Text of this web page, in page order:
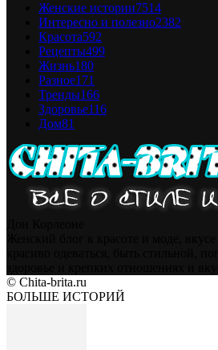
Женские истории7514
Интересно и полезно2382
Красота592
Рецепты499
Жизнь180
Разное171
Тренды166
Здоровье116
Дом81
© Chita-brita.ru
БОЛЬШЕ ИСТОРИЙ